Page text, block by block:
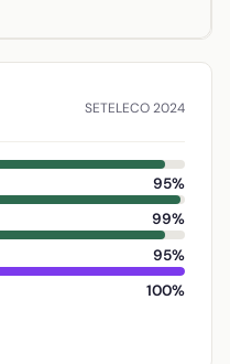
SETELECO 2024
95%
99%
95%
100%